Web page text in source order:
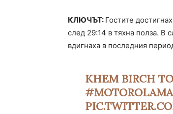
КЛЮЧЪТ: Гостите
след 29:14 в тяхна полза. В
вдигнаха в последния
KHEM BIRCH